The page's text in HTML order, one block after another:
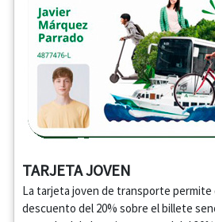
TARJETA JOVEN
La tarjeta joven de transporte
descuento del 20% sobre el billete